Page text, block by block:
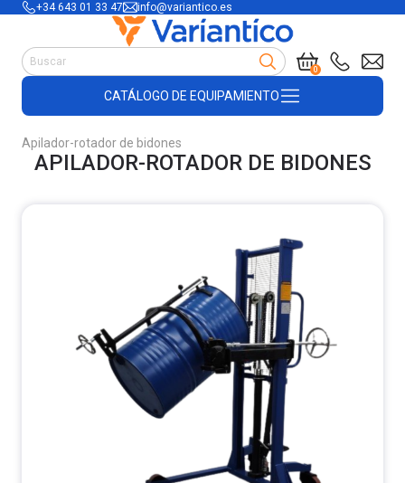
+34 643 01 33 47 info@variantico.es
0
CATÁLOGO DE EQUIPAMIENTO
Accesorios para carretillas
Útiles de almacén
Productos de plástico y madera
Encofrado
Apilador-rotador de bidones
APILADOR-ROTADOR DE BIDONES